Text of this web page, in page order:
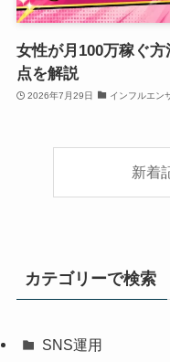
女性が月100万稼ぐ
点を解説
2026年7月29日 インフルエン
新着
カテゴリーで検索
SNS運用